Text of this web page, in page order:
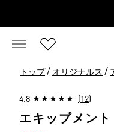
トップ / オリジナルス /
4.8 (12)
エキップメン